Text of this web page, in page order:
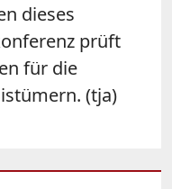
dieses
prüft
für die
(tja)